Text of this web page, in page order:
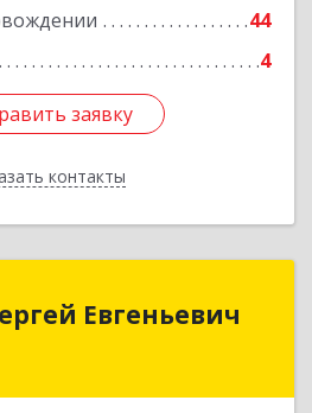
44
4
заявку
контакты
Подробнее
заявку
Назад
Евгеньевич
Сергей Евгеньевич